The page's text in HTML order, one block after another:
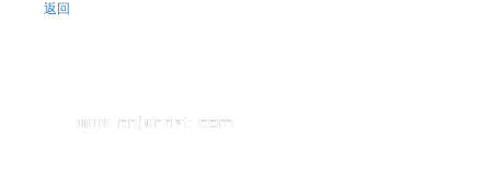
返回